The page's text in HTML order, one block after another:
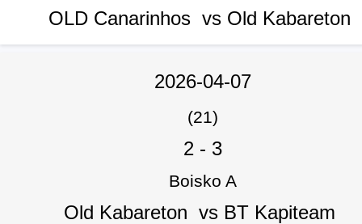
OLD Canarinhos vs Old Kabareton
2026-04-07
(21)
2- 3
Boisko A
Old Kabareton vs BT Kapiteam